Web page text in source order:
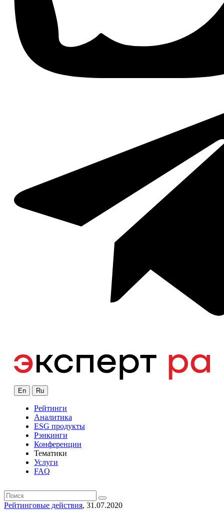
En Ru
Рейтинги
Аналитика
ESG продукты
Рэнкинги
Конференции
Тематики
Услуги
FAQ
Рейтинговые действия, 31.07.2020